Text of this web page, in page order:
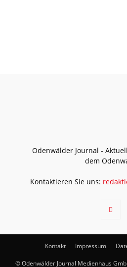
Odenwälder Journal -
dem
Kontaktieren Sie uns:
Kontakt Impressum
© Odenwälder Journal Medienhaus